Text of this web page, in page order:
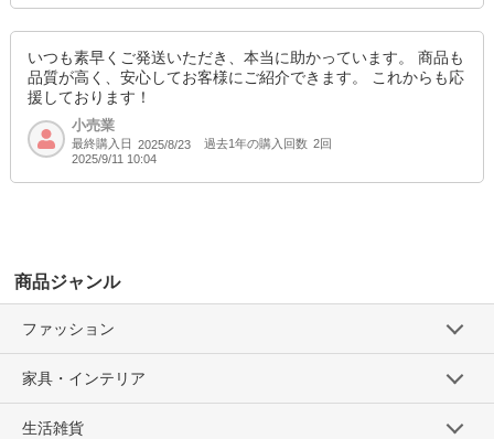
いつも素早くご発送いただき、本当に助かっています。 商品も
品質が高く、安心してお客様にご紹介できます。 これからも応
援しております！
小売業
最終購入日 2025/8/23 過去1年の購入回数 2回
2025/9/11 10:04
商品ジャンル
ファッション
家具・インテリア
生活雑貨